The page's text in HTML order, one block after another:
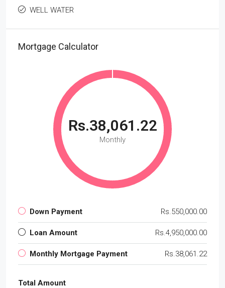
WELL WATER
Mortgage Calculator
Rs.38,061.22
Monthly
Down Payment Rs.550,000.00
Loan Amount Rs.4,950,000.00
Monthly Mortgage Payment Rs.38,061.22
Total Amount